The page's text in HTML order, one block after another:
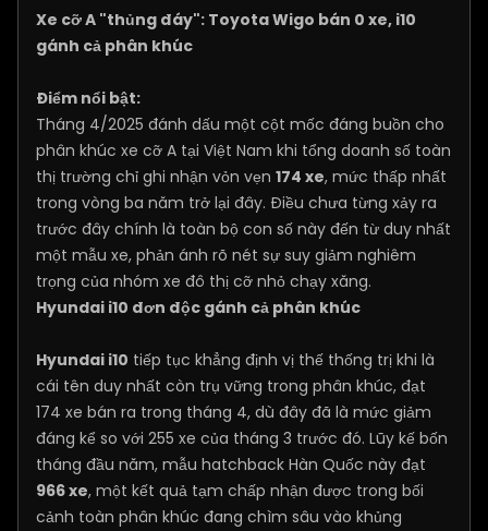
Xe cỡ A "thủng đáy": Toyota Wigo bán 0 xe, i10
gánh cả phân khúc
Điểm nổi bật:
Tháng 4/2025 đánh dấu một cột mốc đáng buồn cho
phân khúc xe cỡ A tại Việt Nam khi tổng doanh số toàn
thị trường chỉ ghi nhận vỏn vẹn 174 xe, mức thấp nhất
trong vòng ba năm trở lại đây. Điều chưa từng xảy ra
trước đây chính là toàn bộ con số này đến từ duy nhất
một mẫu xe, phản ánh rõ nét sự suy giảm nghiêm
trọng của nhóm xe đô thị cỡ nhỏ chạy xăng.
Hyundai i10 đơn độc gánh cả phân khúc
Hyundai i10 tiếp tục khẳng định vị thế thống trị khi là
cái tên duy nhất còn trụ vững trong phân khúc, đạt
174 xe bán ra trong tháng 4, dù đây đã là mức giảm
đáng kể so với 255 xe của tháng 3 trước đó. Lũy kế bốn
tháng đầu năm, mẫu hatchback Hàn Quốc này đạt
966 xe, một kết quả tạm chấp nhận được trong bối
cảnh toàn phân khúc đang chìm sâu vào khủng